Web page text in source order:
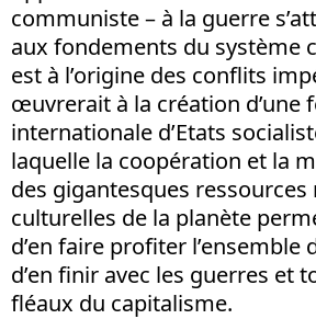
communiste – à la guerre
aux fondements du système
est à l’origine des conflits
œuvrerait à la création d’une
internationale d’Etats
laquelle la coopération et la
des gigantesques
culturelles de la planète
d’en faire profiter l’ensemble
d’en finir avec les guerres et
fléaux du capitalisme.